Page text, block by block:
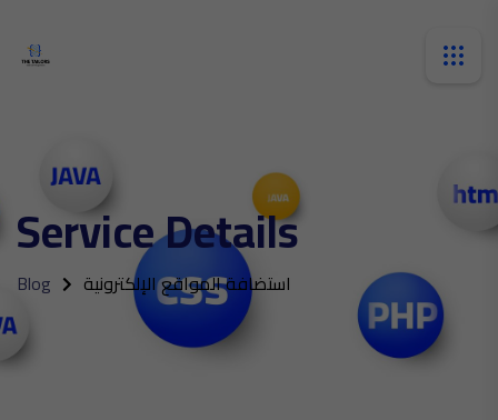
Service Details
Blog استضافة المواقع الإلكترونية